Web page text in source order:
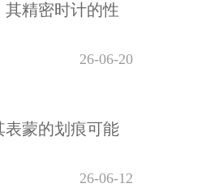
精密时计的性
26-06-20
蒙的划痕可能
26-06-12